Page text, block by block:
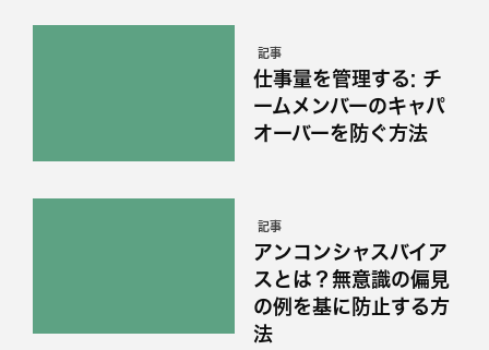
記事
仕事量を管理する: チ
ームメンバーのキャパ
オーバーを防ぐ方法
記事
アンコンシャスバイア
スとは？無意識の偏見
の例を基に防止する方
法